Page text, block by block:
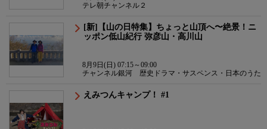
テレ朝チャンネル２
[新]【山の日特集】ちょっと山頂へ〜絶景！ニ
ッポン低山紀行 弥彦山・高川山
8月9日(日) 07:15～09:00
チャンネル銀河 歴史ドラマ・サスペンス・日本のうた
えみつんキャンプ！ #1